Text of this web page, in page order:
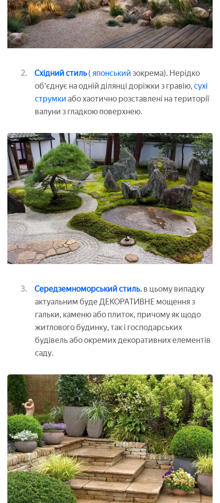
Східний стиль( японський зокрема). Нерідко
об'єднує на одній ділянці доріжки з гравію, сухі
струмки або хаотично розставлені на території
валуни з гладкою поверхнею.
Середземноморський стиль. в цьому випадку
актуальним буде ДЕКОРАТИВНЕ мощення з
гальки, каменю або плиток, причому як щодо
житлового будинку, так і господарських
будівель або окремих декоративних елементів
саду.